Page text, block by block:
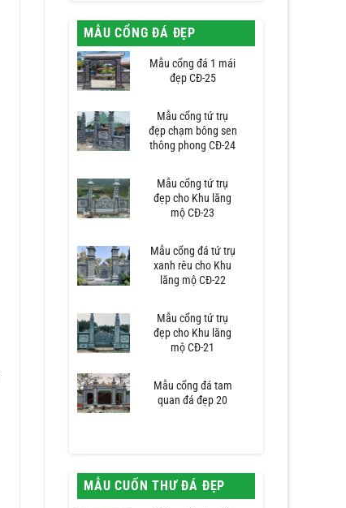
MẪU CỔNG ĐÁ ĐẸP
Mẫu cổng đá 1 mái
đẹp CĐ-25
Mẫu cổng tứ trụ
đẹp chạm bông sen
thông phong CĐ-24
Mẫu cổng tứ trụ
đẹp cho Khu lăng
mộ CĐ-23
Mẫu cổng đá tứ trụ
xanh rêu cho Khu
lăng mộ CĐ-22
Mẫu cổng tứ trụ
đẹp cho Khu lăng
mộ CĐ-21
Mẫu cổng đá tam
quan đá đẹp 20
MẪU CUỐN THƯ ĐÁ ĐẸP